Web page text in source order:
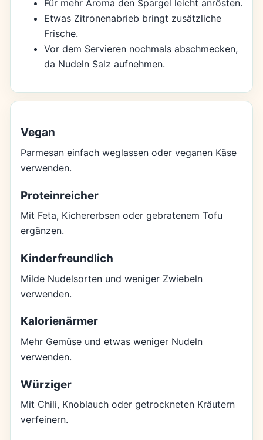
Für mehr Aroma den Spargel leicht anrösten.
Etwas Zitronenabrieb bringt zusätzliche
Frische.
Vor dem Servieren nochmals abschmecken,
da Nudeln Salz aufnehmen.
Vegan
Parmesan einfach weglassen oder veganen Käse
verwenden.
Proteinreicher
Mit Feta, Kichererbsen oder gebratenem Tofu
ergänzen.
Kinderfreundlich
Milde Nudelsorten und weniger Zwiebeln
verwenden.
Kalorienärmer
Mehr Gemüse und etwas weniger Nudeln
verwenden.
Würziger
Mit Chili, Knoblauch oder getrockneten Kräutern
verfeinern.